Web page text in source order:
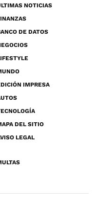
NOTICIAS
DE DATOS
IMPRESA
DEL SITIO
LEGAL